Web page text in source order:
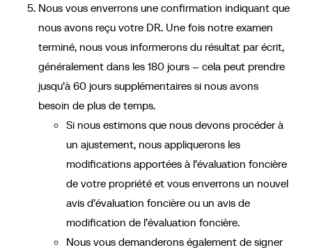
Nous vous enverrons une confirmation indiquant que
nous avons reçu votre DR. Une fois notre examen
terminé, nous vous informerons du résultat par écrit,
généralement dans les 180 jours – cela peut prendre
jusqu’à 60 jours supplémentaires si nous avons
besoin de plus de temps.
Si nous estimons que nous devons procéder à
un ajustement, nous appliquerons les
modifications apportées à l’évaluation foncière
de votre propriété et vous enverrons un nouvel
avis d’évaluation foncière ou un avis de
modification de l’évaluation foncière.
Nous vous demanderons également de signer